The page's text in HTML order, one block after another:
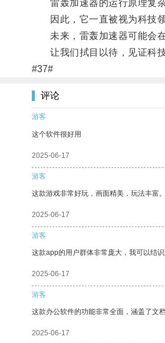
雷轰加速器的运行原理复杂
因此，它一直被视为科技领
未来，雷轰加速器可能会在
让我们拭目以待，见证科技
#37#
评论
游客
这个软件很好用
2025-06-17
游客
这款游戏非常好玩，画面精美，玩法丰富
2025-06-17
游客
这款app的用户群体非常庞大，我可以结识
2025-06-17
游客
这款办公软件的功能非常全面，涵盖了文
2025-06-17